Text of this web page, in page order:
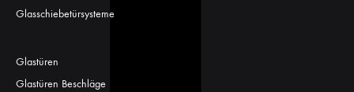
Glasschiebetürsysteme
Glastüren
Glastüren Beschläge